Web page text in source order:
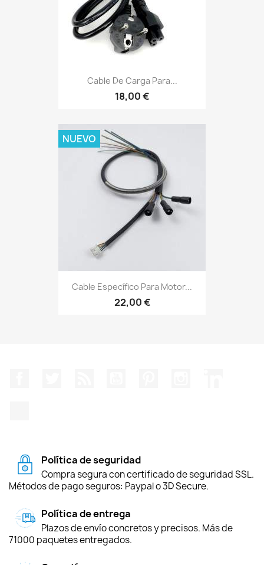
Cable De Carga Para...
18,00 €
Cable Específico Para Motor...
22,00 €
NUEVO
Política de seguridad
Compra segura con certificado de seguridad SSL.
Métodos de pago seguros: Paypal o 3D Secure.
Política de entrega
Plazos de envío concretos y precisos. Más de
71000 paquetes entregados.